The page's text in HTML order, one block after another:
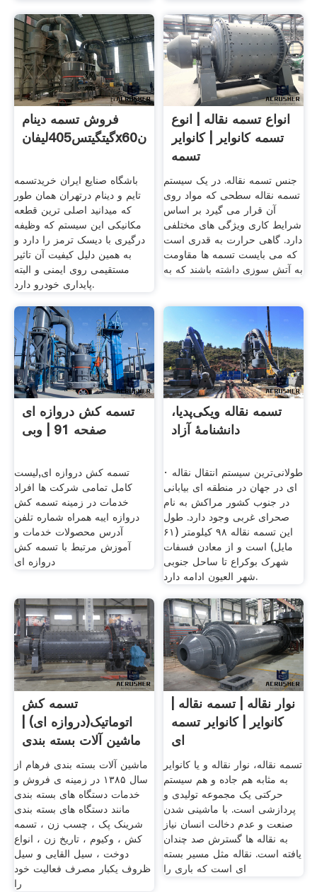
فروش تسمه دینام
گیتگیتس405لیفانx60درتهران
باشگاه صنایع ایران خریدتسمه
تایم و دینام درتهران همان طور
که میدانید اصلی ترین قطعه
مکانیکی این سیستم که وظیفه
درگیری با دیسک ترمز را دارد و
به همین دلیل کیفیت آن تاثیر
مستقیمی روی ایمنی و البته
پایداری خودرو دارد.
انواع تسمه نقاله | انوع
تسمه کانوایر | کانوایر
تسمه
جنس تسمه نقاله. در یک سیستم
تسمه نقاله سطحی که مواد روی
آن قرار می گیرد بر اساس
شرایط کاری ویژگی های مختلفی
دارد. گاهی حرارت به قدری است
که می بایست تسمه ها مقاومت
به آتش سوزی داشته باشند که به
تسمه کش دروازه ای
صفحه 91 | وبی
تسمه کش دروازه ای,لیست
کامل تمامی شرکت ها افراد
خدمات در زمینه تسمه کش
دروازه ایبه همراه شماره تلفن
آدرس محصولات خدمات و
آموزش مرتبط با تسمه کش
دروازه ای
تسمه نقاله ویکی‌پدیا،
دانشنامهٔ آزاد
· طولانی‌ترین سیستم انتقال نقاله
ای در جهان در منطقه ای بیابانی
در جنوب کشور مراکش به نام
صحرای غربی وجود دارد. طول
این تسمه نقاله ۹۸ کیلومتر (۶۱
مایل) است و از معادن فسفات
شهرک بوکراع تا ساحل جنوبی
شهر العیون ادامه دارد.
تسمه کش
اتوماتیک(دروازه ای) |
ماشین آلات بسته بندی
فرهام
ماشین آلات بسته بندی فرهام از
سال ۱۳۸۵ در زمینه ی فروش و
خدمات دستگاه های بسته بندی
مانند دستگاه های بسته بندی
شرینک پک ، چسب زن ، تسمه
کش ، وکیوم ، تاریخ زن ، انواع
دوخت ، سیل القایی و سیل
ظروف یکبار مصرف فعالیت خود
را
نوار نقاله | تسمه نقاله |
کانوایر | کانوایر تسمه
ای
تسمه نقاله، نوار نقاله و یا کانوایر
به مثابه هم جاده و هم سیستم
حرکتی یک مجموعه تولیدی و
پردازشی است. با ماشینی شدن
صنعت و عدم دخالت انسان نیاز
به نقاله ها گسترش صد چندان
یافته است. نقاله مثل مسیر بسته
ای است که باری را